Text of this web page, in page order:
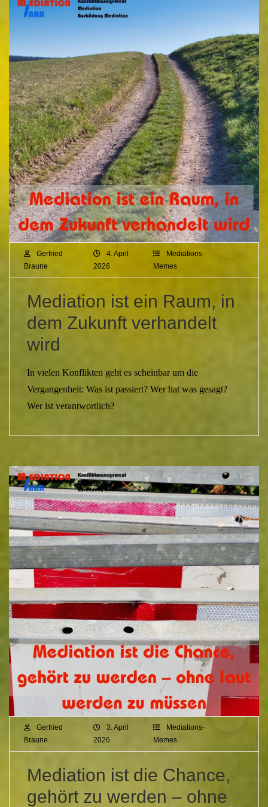
Gerfried
Braune
4. April
2026
Mediations-
Memes
Mediation ist ein Raum, in
dem Zukunft verhandelt
wird
In vielen Konflikten geht es scheinbar um die
Vergangenheit: Was ist passiert? Wer hat was gesagt?
Wer ist verantwortlich?
Gerfried
Braune
3. April
2026
Mediations-
Memes
Mediation ist die Chance,
gehört zu werden – ohne